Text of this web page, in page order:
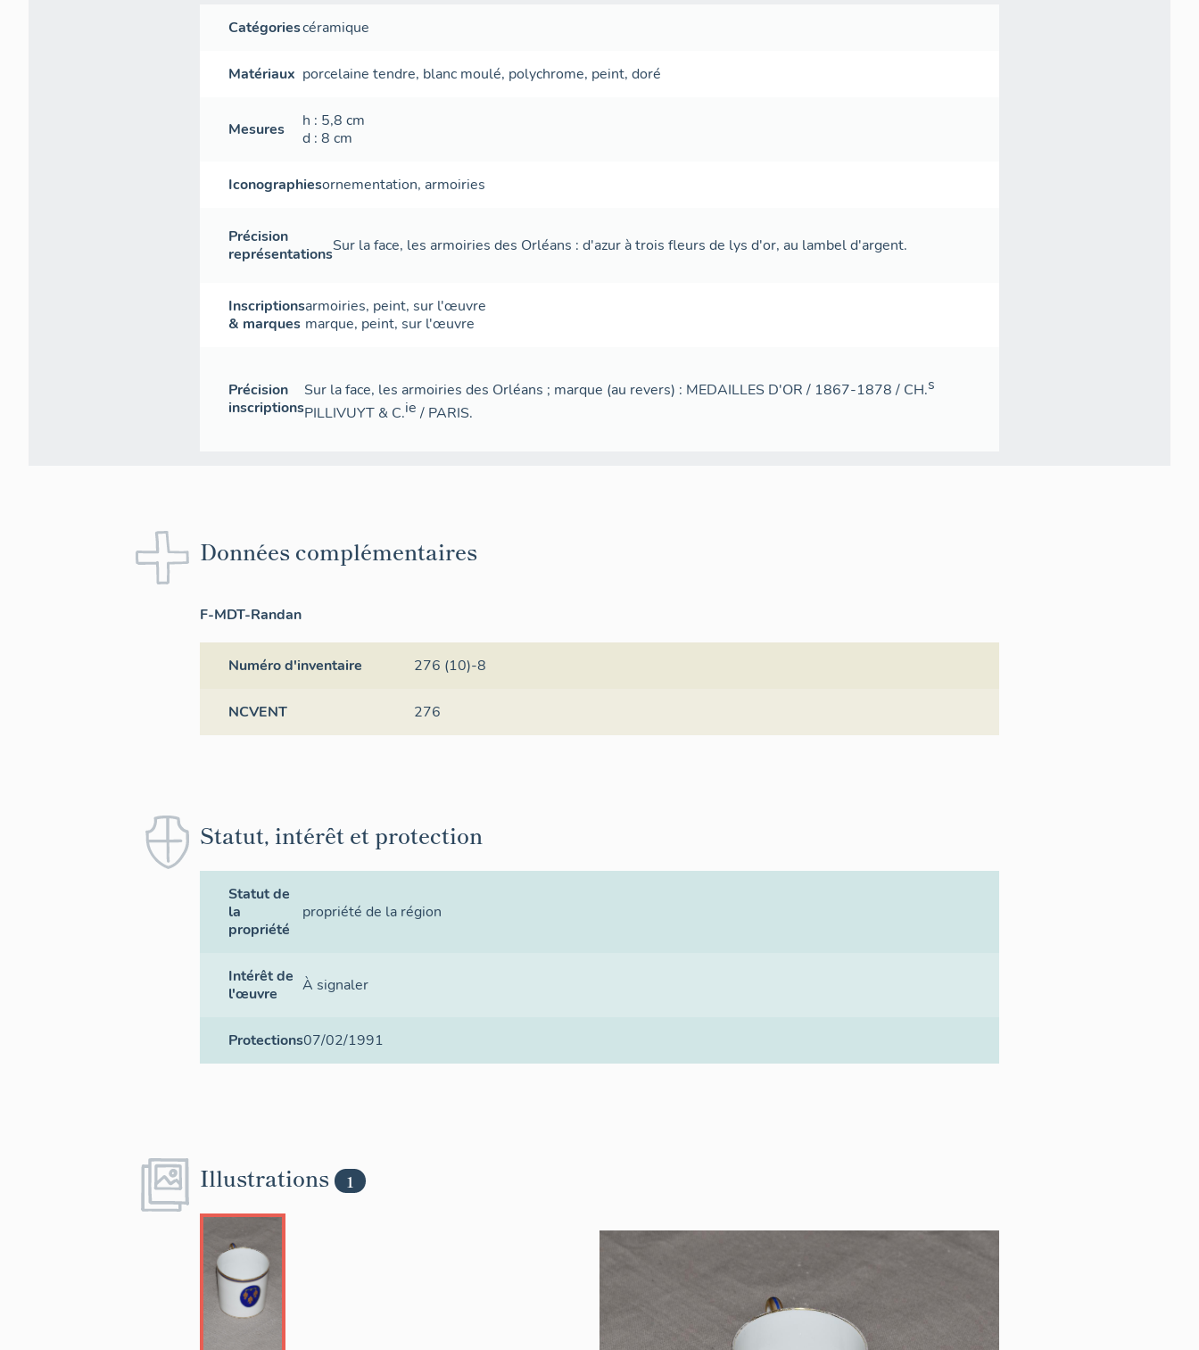
Catégoriescéramique
Matériaux porcelaine tendre, blanc moulé, polychrome, peint,doré
Mesures h : 5,8cm
d : 8cm
Iconographiesornementation, armoiries
Précision
représentationsSur la face, les armoiries des Orléans : d'azur à trois fleurs de lys d'or, au lambel d'argent.
Inscriptions
& marques
armoiries, peint, sur l'œuvre
marque, peint, sur l'œuvre
Précision
inscriptions
Sur la face, les armoiries des Orléans ; marque (au revers) : MEDAILLES D'OR / 1867-1878 / CH.s
PILLIVUYT & C.ie / PARIS.
Données complémentaires
F-MDT-Randan
Numéro d'inventaire 276 (10)-8
NCVENT 276
Statut, intérêt et protection
Statut de
la
propriété
propriété de la région
Intérêt de
l'œuvre
À signaler
Protections07/02/1991
Illustrations 1